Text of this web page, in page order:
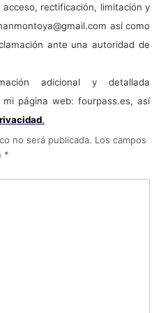
rectificación, limitación y
así como
ante una autoridad de
adicional y detallada
mi página web: fourpass.es, así
.
no será publicada. Los campos
*